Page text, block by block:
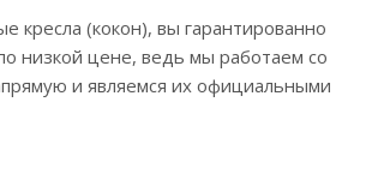
кресла (кокон), вы гарантированно
низкой цене, ведь мы работаем со
и являемся их официальными